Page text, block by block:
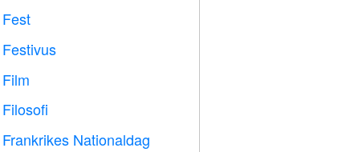
Fest
Festivus
Film
Filosofi
Frankrikes Nationaldag